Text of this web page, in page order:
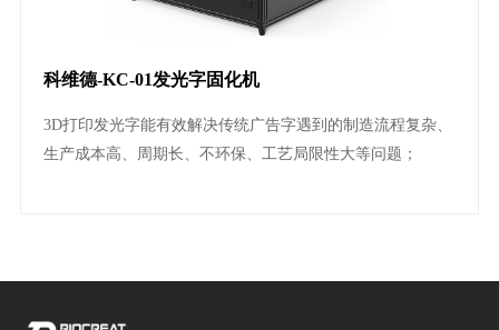
科维德-KC-01发光字固化机
3D打印发光字能有效解决传统广告字遇到的制造流程复杂、
生产成本高、周期长、不环保、工艺局限性大等问题；